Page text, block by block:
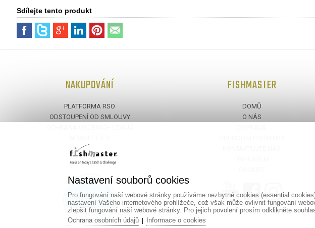
Sdílejte tento produkt
NAKUPOVÁNÍ
PLATFORMA RSO
ODSTOUPENÍ OD SMLOUVY
KEMPING
FISHMASTER
DOMŮ
O NÁS
Nastavení souborů cookies
Pro fungování naší webové stránky používáme nezbytné cookies (essential
nastavení Vašeho internetového prohlížeče, což však může ovlivnit fungování
zlepšit fungování naší webové stránky. Pro jejich povolení prosím odklikněte
Ochrana osobních údajů
Informace o cookies